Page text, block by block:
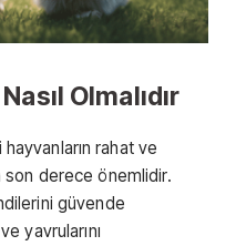
Olmalıdır
rahat ve
son derece önemlidir.
güvende
yavrularını